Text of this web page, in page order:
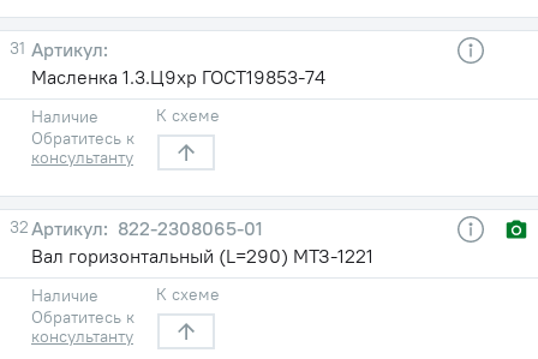
31
Масленка 1.3.Ц9хр ГОСТ19853-74
Наличие
Обратитесь к
консультанту
К схеме
32
822-2308065-01
Вал горизонтальный (L=290) МТЗ-1221
Наличие
Обратитесь к
консультанту
К схеме